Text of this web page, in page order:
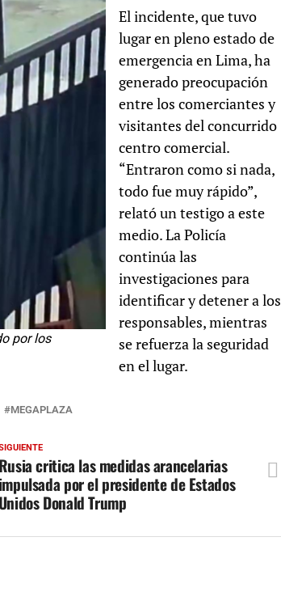
por los
El incidente, que tuvo
lugar en pleno estado de
emergencia en Lima, ha
generado preocupación
entre los comerciantes y
visitantes del concurrido
centro comercial.
“Entraron como si nada,
todo fue muy rápido”,
relató un testigo a este
medio. La Policía
continúa las
investigaciones para
identificar y detener a los
responsables, mientras
se refuerza la seguridad
en el lugar.
MEGAPLAZA
Rusia critica las medidas arancelarias
impulsada por el presidente de Estados
Unidos Donald Trump